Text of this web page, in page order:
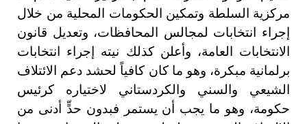
مركزية السلطة وتمكين الحكومات المحلية من خلال
إجراء انتخابات لمجالس المحافظات، وتعديل قانون
الانتخابات العامة، وأعلن كذلك نيته إجراء انتخابات
برلمانية مبكرة، وهو ما كان كافياً لحشد دعم الائتلاف
الشيعي والسني والكردستاني لاختياره كرئيس
حكومة، وهو ما يجب أن يستمر فبدون حدٍّ أدنى من